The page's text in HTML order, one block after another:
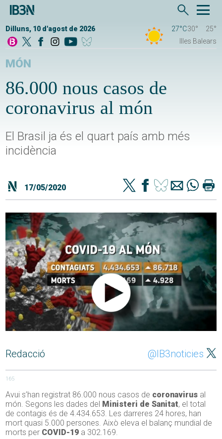
Dilluns, 10 d'agost de 2026 27°C30°
25°
Illes Balears
MÓN
86.000 nous casos de
coronavirus al món
El Brasil ja és el quart país amb més
incidència
17/05/2020
Redacció @IB3noticies
165
Avui s’han registrat 86.000 nous casos de coronavirus al
món. Segons les dades del Ministeri de Sanitat, el total
de contagis és de 4.434.653. Les darreres 24 hores, han
mort quasi 5.000 persones. Això eleva el balanç mundial de
morts per COVID-19 a 302.169.